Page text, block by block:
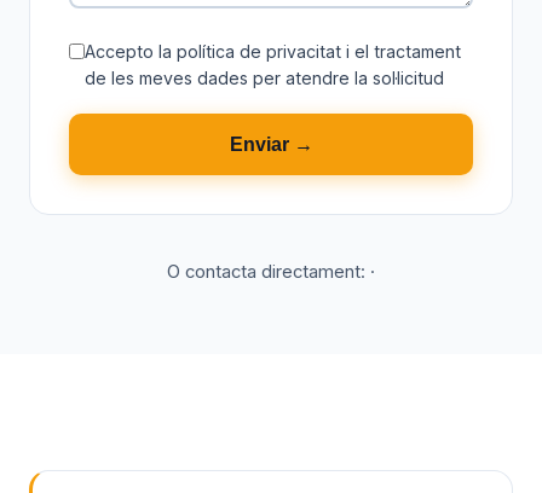
Accepto la política de privacitat i el tractament
de les meves dades per atendre la sol·licitud
Enviar →
O contacta directament: ·